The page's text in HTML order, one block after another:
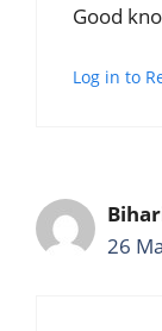
Good
Log in to
26